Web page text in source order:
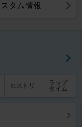
タム情報
ヒストリ
ラップ
タイム